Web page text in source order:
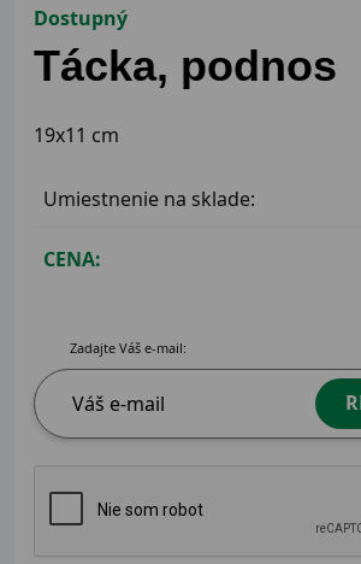
Dostupný
Tácka, podnos
19x11 cm
Umiestnenie na sklade:
CENA:
Zadajte Váš e-mail: